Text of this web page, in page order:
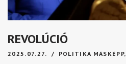
REVOLÚCIÓ
2025.07.27. POLITIKA MÁSKÉPP,